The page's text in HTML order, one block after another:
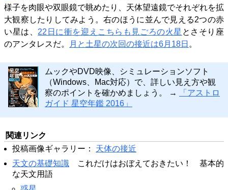
様子を肉眼や双眼鏡で眺めたり、天体望遠鏡でそれぞれを拡
大観察したりしてみよう。右のほうに並んで見える2つの赤
い星は、 22日に衝を迎えこちらも見ごろの火星 とさそり座
のアンタレスだ。
月と土星の次回の接近は6月18日 。
ムックやDVD映像、シミュレーションソフト
（Windows、Mac対応）で、詳しい見え方や観
察のポイントを確かめましょう。 →
「アストロ
ガイド 星空年鑑 2016」
関連リンク
投稿画像ギャラリー： 天体の接近
天文の基礎知識 これだけはおぼえておきたい！ 基本的
な天文用語